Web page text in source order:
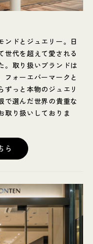
ンドとジュエリー。日
世代を超えて愛される
。取り扱いブランドは
フォーエバーマークと
ずっと本物のジュエリ
で選んだ世界の貴重な
取り扱いしておりま
ら